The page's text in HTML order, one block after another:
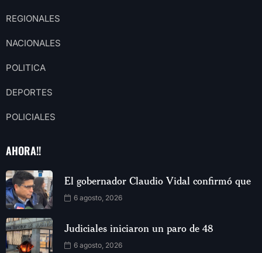
REGIONALES
NACIONALES
POLITICA
DEPORTES
POLICIALES
AHORA!!
El gobernador Claudio Vidal confirmó que
6 agosto, 2026
Judiciales iniciaron un paro de 48
6 agosto, 2026